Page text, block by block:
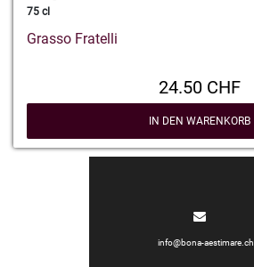
75 cl
Grasso Fratelli
24.50 CHF
IN DEN WARENKORB
info@bona-aestimare.ch